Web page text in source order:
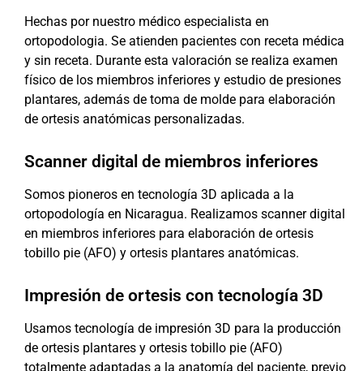
Hechas por nuestro médico especialista en
ortopodologia. Se atienden pacientes con receta médica
y sin receta. Durante esta valoración se realiza examen
físico de los miembros inferiores y estudio de presiones
plantares, además de toma de molde para elaboración
de ortesis anatómicas personalizadas.
Scanner digital de miembros inferiores
Somos pioneros en tecnología 3D aplicada a la
ortopodología en Nicaragua. Realizamos scanner digital
en miembros inferiores para elaboración de ortesis
tobillo pie (AFO) y ortesis plantares anatómicas.
Impresión de ortesis con tecnología 3D
Usamos tecnología de impresión 3D para la producción
de ortesis plantares y ortesis tobillo pie (AFO)
totalmente adaptadas a la anatomía del paciente, previo